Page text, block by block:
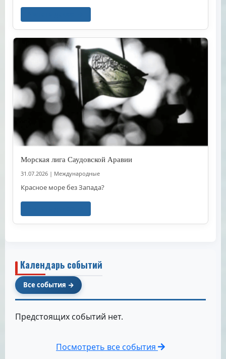
Морская лига Саудовской Аравии
31.07.2026 | Международные
Красное море без Запада?
Календарь событий
Все события
Предстоящих событий нет.
Посмотреть все события